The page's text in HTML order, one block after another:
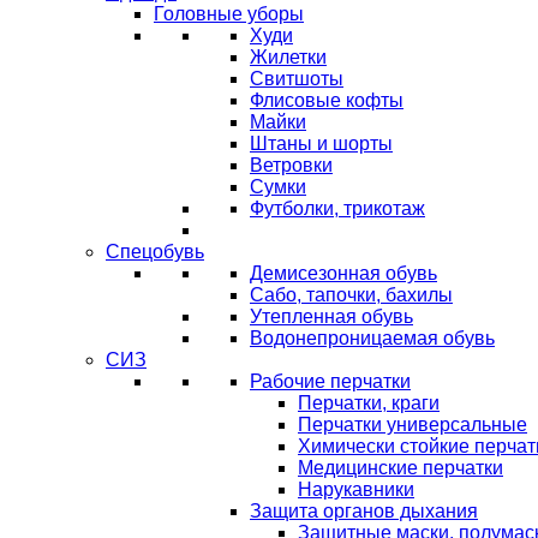
Головные уборы
Худи
Жилетки
Свитшоты
Флисовые кофты
Майки
Штаны и шорты
Ветровки
Сумки
Футболки, трикотаж
Спецобувь
Демисезонная обувь
Сабо, тапочки, бахилы
Утепленная обувь
Водонепроницаемая обувь
СИЗ
Рабочие перчатки
Перчатки, краги
Перчатки универсальные
Химически стойкие
Медицинские перчатки
Нарукавники
Защита органов дыхания
Защитные маски,